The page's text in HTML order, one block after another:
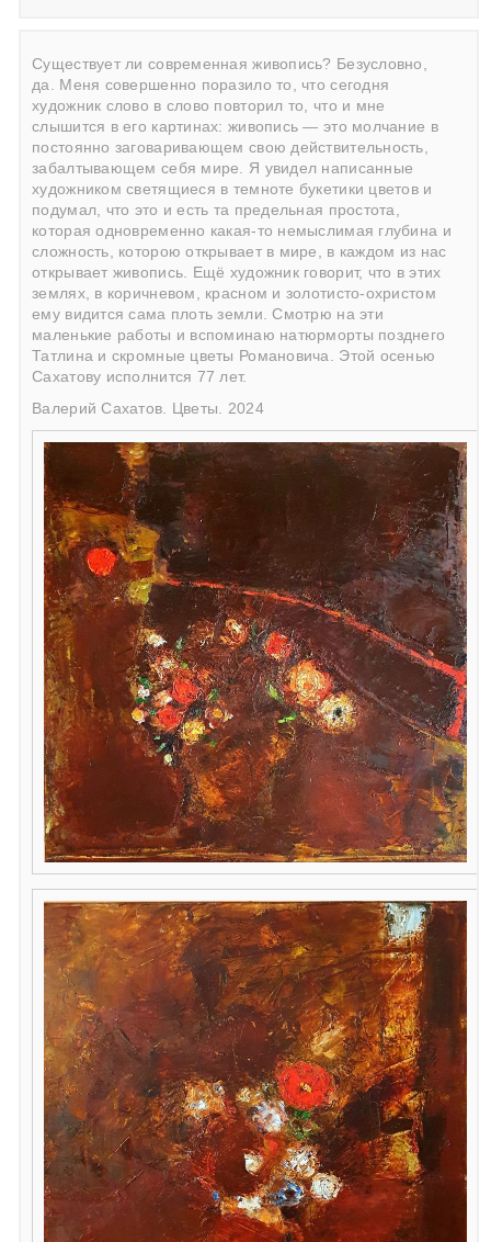
Существует ли современная живопись? Безусловно,
да. Меня совершенно поразило то, что сегодня
художник слово в слово повторил то, что и мне
слышится в его картинах: живопись — это молчание в
постоянно заговаривающем свою действительность,
забалтывающем себя мире. Я увидел написанные
художником светящиеся в темноте букетики цветов и
подумал, что это и есть та предельная простота,
которая одновременно какая-то немыслимая глубина и
сложность, которою открывает в мире, в каждом из нас
открывает живопись. Ещё художник говорит, что в этих
землях, в коричневом, красном и золотисто-охристом
ему видится сама плоть земли. Смотрю на эти
маленькие работы и вспоминаю натюрморты позднего
Татлина и скромные цветы Романовича. Этой осенью
Сахатову исполнится 77 лет.
Валерий Сахатов. Цветы. 2024